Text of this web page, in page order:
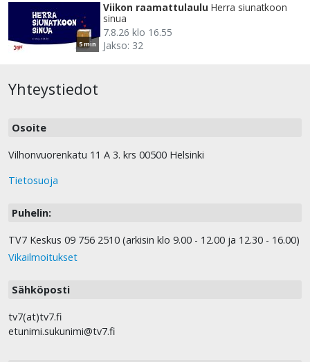
5 min
Viikon raamattulaulu Herra siunatkoon
sinua
7.8.26 klo 16.55
Jakso: 32
Yhteystiedot
Osoite
Vilhonvuorenkatu 11 A 3. krs 00500 Helsinki
Tietosuoja
Puhelin:
TV7 Keskus 09 756 2510 (arkisin klo 9.00 - 12.00 ja 12.30 - 16.00)
Vikailmoitukset
Sähköposti
tv7(at)tv7.fi
etunimi.sukunimi@tv7.fi